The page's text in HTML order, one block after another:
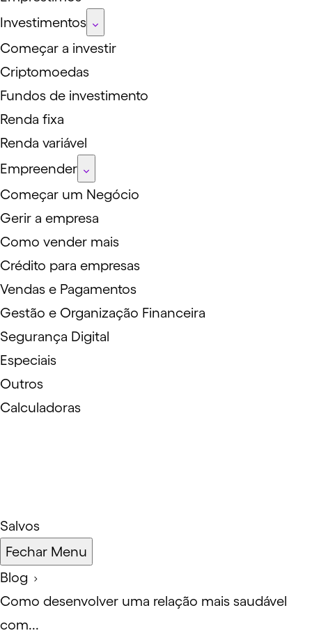
Investimentos
Começar a investir
Criptomoedas
Fundos de investimento
Renda fixa
Renda variável
Empreender
Começar um Negócio
Gerir a empresa
Como vender mais
Crédito para empresas
Vendas e Pagamentos
Gestão e Organização Financeira
Segurança Digital
Especiais
Outros
Calculadoras
Salvos
Fechar Menu
Blog
Como desenvolver uma relação mais saudável
com...